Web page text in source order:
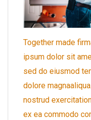
Together made
ipsum dolor sit
sed do eiusmod
dolore
nostrud
ex ea commodo